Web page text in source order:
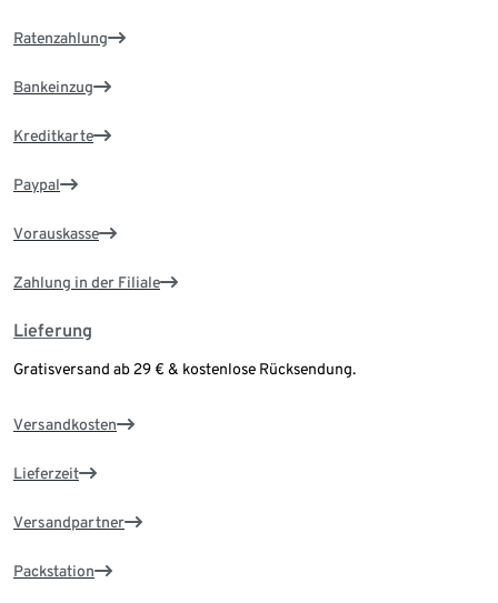
Ratenzahlung
Bankeinzug
Kreditkarte
Paypal
Vorauskasse
Zahlung in der Filiale
Lieferung
Gratisversand ab 29 € & kostenlose Rücksendung.
Versandkosten
Lieferzeit
Versandpartner
Packstation